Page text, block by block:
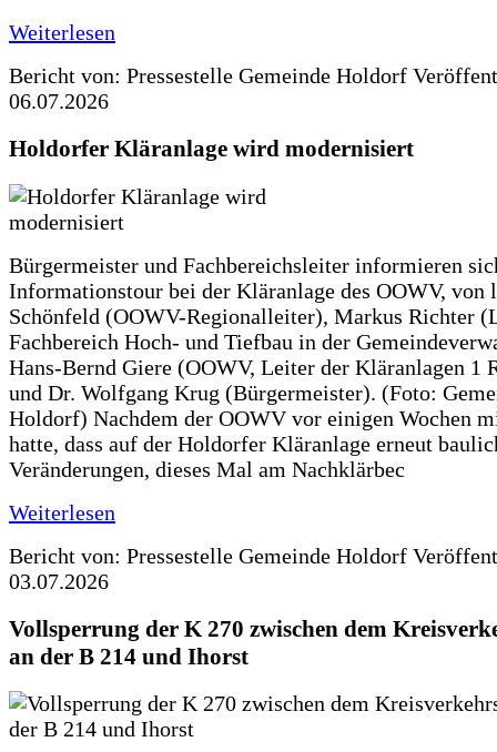
Weiterlesen
Bericht von: Pressestelle Gemeinde Holdorf
06.07.2026
Holdorfer Kläranlage wird modernisiert
Bürgermeister und Fachbereichsleiter informieren
Informationstour bei der Kläranlage des OOWV, von
Schönfeld (OOWV-Regionalleiter), Markus Richter
Fachbereich Hoch- und Tiefbau in der
Hans-Bernd Giere (OOWV, Leiter der Kläranlagen 1
und Dr. Wolfgang Krug (Bürgermeister). (Foto:
Holdorf) Nachdem der OOWV vor einigen Wochen
hatte, dass auf der Holdorfer Kläranlage erneut
Veränderungen, dieses Mal am Nachklärbec
Weiterlesen
Bericht von: Pressestelle Gemeinde Holdorf
03.07.2026
Vollsperrung der K 270 zwischen dem
an der B 214 und Ihorst